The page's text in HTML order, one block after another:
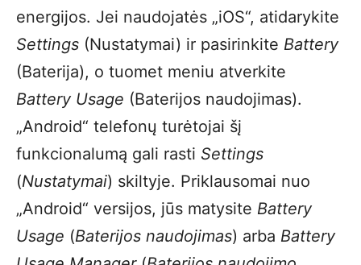
energijos. Jei naudojatės „iOS“, atidarykite
Settings (Nustatymai) ir pasirinkite Battery
(Baterija), o tuomet meniu atverkite
Battery Usage (Baterijos naudojimas).
„Android“ telefonų turėtojai šį
funkcionalumą gali rasti Settings
(Nustatymai) skiltyje. Priklausomai nuo
„Android“ versijos, jūs matysite Battery
Usage (Baterijos naudojimas) arba Battery